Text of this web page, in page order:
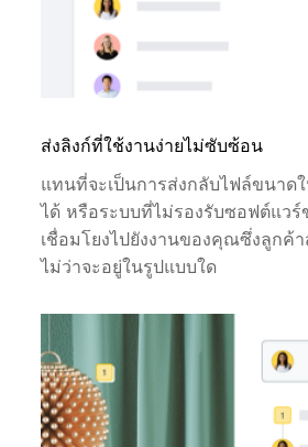
ส่งลิงก์ที่ใช้งานง่ายไม่ซับซ้อน
แทนที่จะเป็นการส่งกลับไฟล์ขนาด
ได้ หรือระบบที่ไม่รองรับซอฟต์แว
เชื่อมโยงไปยังงานของคุณซึ่งลูกค้
ไม่ว่าจะอยู่ในรูปแบบใด